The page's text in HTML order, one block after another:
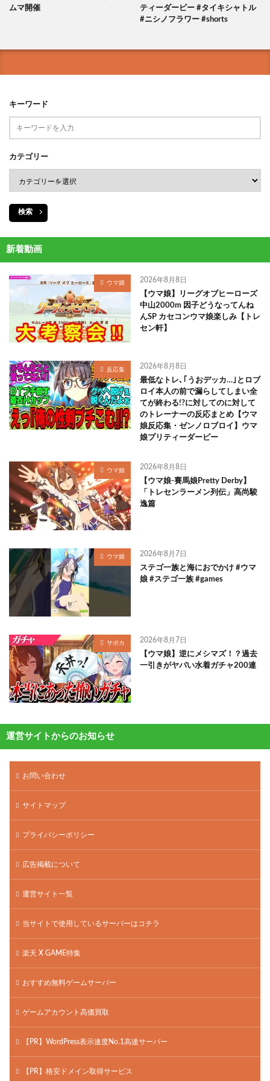
ムマ開催
ティーダービー #タイキシャトル
#ニシノフラワー #shorts
キーワード
カテゴリー
検索
新着動画
ウマ娘 2026年8月8日
【ウマ娘】リーグオブヒーローズ
中山2000m 因子どうなってんね
んSP カセコンウマ娘楽しみ【トレ
セン軒】
反応集 2026年8月8日
最低なトレ､｢うおデッカ…｣とロブ
ロイ本人の前で漏らしてしまい全
てが終わる!?に対してのに対して
のトレーナーの反応まとめ【ウマ
娘反応集・ゼンノロブロイ】ウマ
娘プリティーダービー
ウマ娘 2026年8月8日
【ウマ娘-賽馬娘Pretty Derby】
「トレセンラーメン列伝」高尚駿
逸篇
ウマ娘 2026年8月7日
ステゴ一族と海におでかけ #ウマ
娘 #ステゴ一族 #games
サポカ 2026年8月7日
【ウマ娘】逆にメシマズ！？過去
一引きがヤバい水着ガチャ200連
運営サイトからのお知らせ
お問い合わせ
サイトマップ
プライバシーポリシー
広告掲載について
運営サイト一覧
当サイトで使用しているサーバーはコチラ
楽天 X GAME特集
おすすめ無料ゲームサーバー
ゲームアカウント高価買取
【PR】WordPress表示速度No.1高速サーバー
【PR】格安ドメイン取得サービス